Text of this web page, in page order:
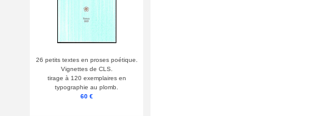
26 petits textes en proses poétique.
Vignettes de CLS.
tirage à 120 exemplaires en
typographie au plomb.
60 €